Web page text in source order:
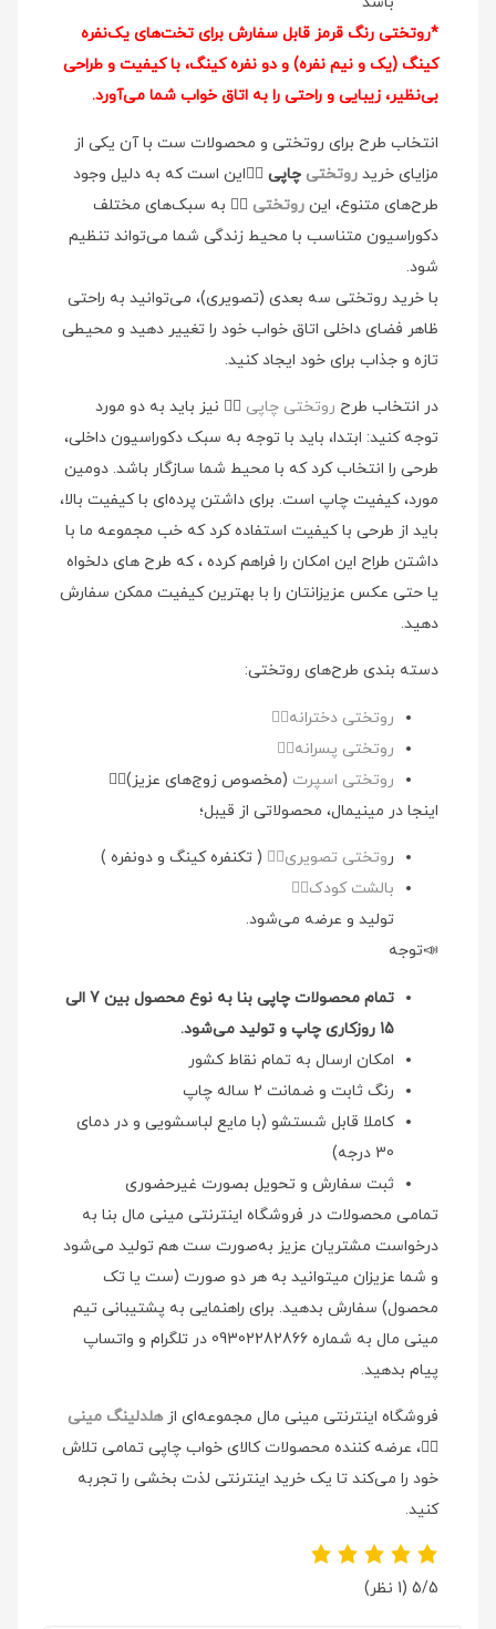
*روتختی رنگ قرمز قابل سفارش برای تخت‌های یک‌نفره
کینگ (یک و نیم نفره) و دو نفره کینگ، با کیفیت و طراحی
بی‌نظیر، زیبایی و راحتی را به اتاق خواب شما می‌آورد.
انتخاب طرح برای روتختی و محصولات ست با آن یکی از
مزایای خرید روتختی چاپی 👉🏻این است که به دلیل وجود
طرح‌های متنوع، این روتختی 👉🏻 به سبک‌های مختلف
دکوراسیون متناسب با محیط زندگی شما می‌تواند تنظیم
شود.
با خرید روتختی سه بعدی (تصویری)، می‌توانید به راحتی
ظاهر فضای داخلی اتاق خواب خود را تغییر دهید و محیطی
تازه و جذاب برای خود ایجاد کنید.
در انتخاب طرح روتختی چاپی 👉🏻 نیز باید به دو مورد
توجه کنید: ابتدا، باید با توجه به سبک دکوراسیون داخلی،
طرحی را انتخاب کرد که با محیط شما سازگار باشد. دومین
مورد، کیفیت چاپ است. برای داشتن پرده‌ای با کیفیت بالا،
باید از طرحی با کیفیت استفاده کرد که خب مجموعه ما با
داشتن طراح این امکان را فراهم کرده ، که طرح های دلخواه
یا حتی عکس عزیزانتان را با بهترین کیفیت ممکن سفارش
دهید.
دسته بندی طرح‌های روتختی:
روتختی دخترانه👉🏻
روتختی پسرانه👉🏻
روتختی اسپرت (مخصوص زوج‌های عزیز)👉🏻
اینجا در مینیمال، محصولاتی از قیبل؛
روتختی تصویری👉🏻 ( تکنفره کینگ و دونفره )
بالشت کودک👉🏻
تولید و عرضه می‌شود.
📣توجه
تمام محصولات چاپی بنا به نوع محصول بین 7 الی
15 روزکاری چاپ و تولید می‌شود.
امکان ارسال به تمام نقاط کشور
رنگ ثابت و ضمانت 2 ساله چاپ
کاملا قابل شستشو (با مایع لباسشویی و در دمای
30 درجه)
ثبت سفارش و تحویل بصورت غیرحضوری
تمامی محصولات در فروشگاه اینترنتی مینی مال بنا به
درخواست مشتریان عزیز به‌صورت ست هم تولید می‌شود
و شما عزیزان میتوانید به هر دو صورت (ست یا تک
محصول) سفارش بدهید. برای راهنمایی به پشتیبانی تیم
مینی مال به شماره 09302282866 در تلگرام و واتساپ
پیام بدهید.
فروشگاه اینترنتی مینی مال مجموعه‌ای ازهلدلینگ مینی
👉🏻، عرضه کننده محصولات کالای خواب چاپی تمامی تلاش
خود را می‌کند تا یک خرید اینترنتی لذت بخشی را تجربه
کنید.
5/5 (1 نظر)